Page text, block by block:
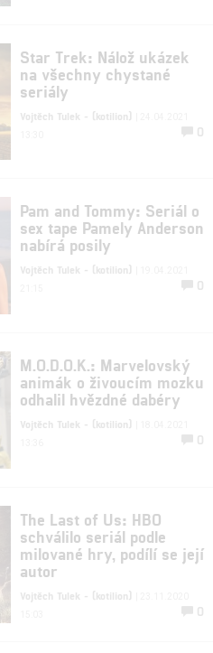
Star Trek: Nálož ukázek
na všechny chystané
seriály
Vojtěch Tulek - (kotilion)
0
Pam and Tommy: Seriál o
sex tape Pamely Anderson
nabírá posily
Vojtěch Tulek - (kotilion)
0
M.O.D.O.K.: Marvelovský
animák o živoucím mozku
odhalil hvězdné dabéry
Vojtěch Tulek - (kotilion)
0
The Last of Us: HBO
schválilo seriál podle
milované hry, podílí se její
autor
Vojtěch Tulek - (kotilion)
0